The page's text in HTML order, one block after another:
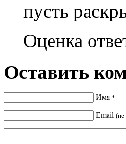
пусть
Оценка
Оставить
Имя *
Email (не